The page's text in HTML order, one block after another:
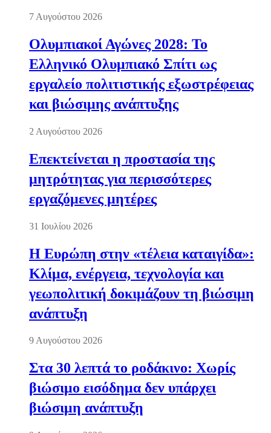
7 Αυγούστου 2026
Ολυμπιακοί Αγώνες 2028: Το
Ελληνικό Ολυμπιακό Σπίτι ως
εργαλείο πολιτιστικής εξωστρέφειας
και βιώσιμης ανάπτυξης
2 Αυγούστου 2026
Επεκτείνεται η προστασία της
μητρότητας για περισσότερες
εργαζόμενες μητέρες
31 Ιουλίου 2026
Η Ευρώπη στην «τέλεια καταιγίδα»:
Κλίμα, ενέργεια, τεχνολογία και
γεωπολιτική δοκιμάζουν τη βιώσιμη
ανάπτυξη
9 Αυγούστου 2026
Στα 30 λεπτά το ροδάκινο: Χωρίς
βιώσιμο εισόδημα δεν υπάρχει
βιώσιμη ανάπτυξη